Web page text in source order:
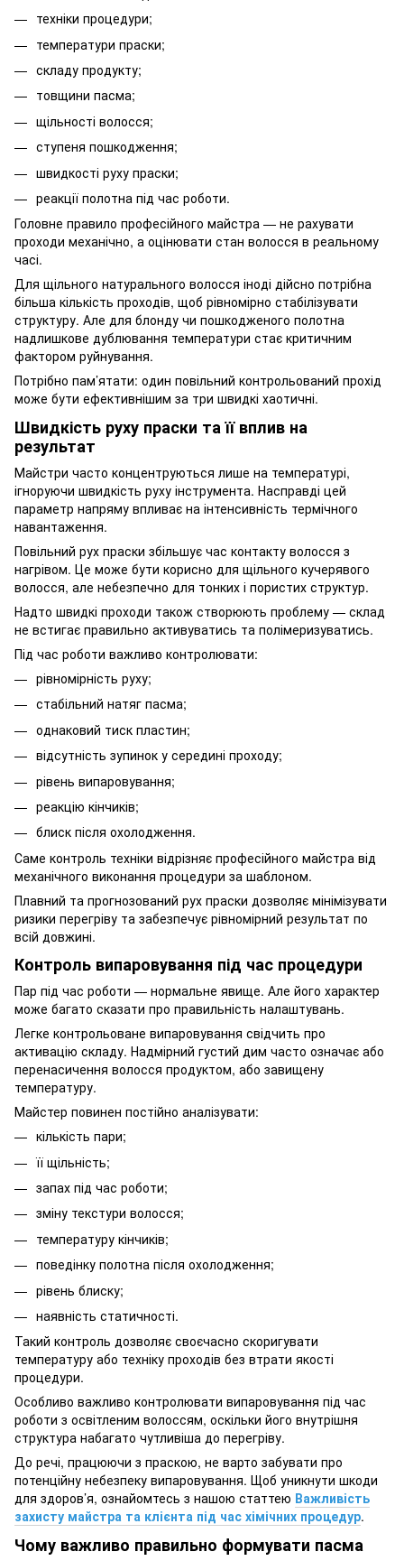
техніки процедури;
температури праски;
складу продукту;
товщини пасма;
щільності волосся;
ступеня пошкодження;
швидкості руху праски;
реакції полотна під час роботи.
Головне правило професійного майстра — не рахувати
проходи механічно, а оцінювати стан волосся в реальному
часі.
Для щільного натурального волосся іноді дійсно потрібна
більша кількість проходів, щоб рівномірно стабілізувати
структуру. Але для блонду чи пошкодженого полотна
надлишкове дублювання температури стає критичним
фактором руйнування.
Потрібно пам’ятати: один повільний контрольований прохід
може бути ефективнішим за три швидкі хаотичні.
Швидкість руху праски та її вплив на
результат
Майстри часто концентруються лише на температурі,
ігноруючи швидкість руху інструмента. Насправді цей
параметр напряму впливає на інтенсивність термічного
навантаження.
Повільний рух праски збільшує час контакту волосся з
нагрівом. Це може бути корисно для щільного кучерявого
волосся, але небезпечно для тонких і пористих структур.
Надто швидкі проходи також створюють проблему — склад
не встигає правильно активуватись та полімеризуватись.
Під час роботи важливо контролювати:
рівномірність руху;
стабільний натяг пасма;
однаковий тиск пластин;
відсутність зупинок у середині проходу;
рівень випаровування;
реакцію кінчиків;
блиск після охолодження.
Саме контроль техніки відрізняє професійного майстра від
механічного виконання процедури за шаблоном.
Плавний та прогнозований рух праски дозволяє мінімізувати
ризики перегріву та забезпечує рівномірний результат по
всій довжині.
Контроль випаровування під час процедури
Пар під час роботи — нормальне явище. Але його характер
може багато сказати про правильність налаштувань.
Легке контрольоване випаровування свідчить про
активацію складу. Надмірний густий дим часто означає або
перенасичення волосся продуктом, або завищену
температуру.
Майстер повинен постійно аналізувати:
кількість пари;
її щільність;
запах під час роботи;
зміну текстури волосся;
температуру кінчиків;
поведінку полотна після охолодження;
рівень блиску;
наявність статичності.
Такий контроль дозволяє своєчасно скоригувати
температуру або техніку проходів без втрати якості
процедури.
Особливо важливо контролювати випаровування під час
роботи з освітленим волоссям, оскільки його внутрішня
структура набагато чутливіша до перегріву.
До речі, працюючи з праскою, не варто забувати про
потенційну небезпеку випаровування. Щоб уникнути шкоди
для здоров’я, ознайомтесь з нашою статтею Важливість
захисту майстра та клієнта під час хімічних процедур.
Чому важливо правильно формувати пасма